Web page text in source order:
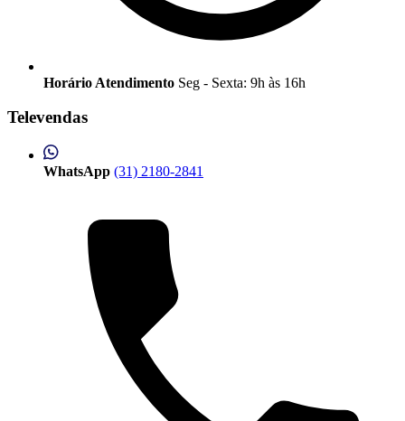
Horário Atendimento Seg - Sexta: 9h às 16h
Televendas
WhatsApp (31) 2180-2841